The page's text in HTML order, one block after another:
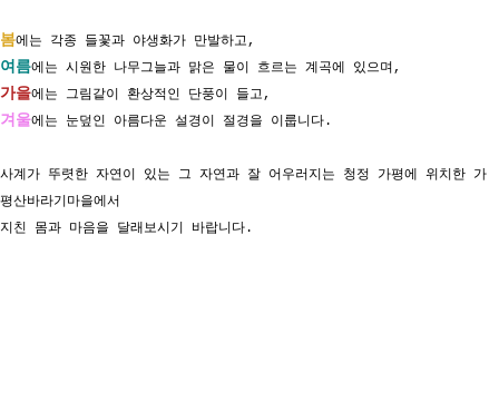
봄에는 각종 들꽃과 야생화가 만발하고,
여름에는 시원한 나무그늘과 맑은 물이 흐르는 계곡에 있으며,
가을에는 그림같이 환상적인 단풍이 들고,
겨울에는 눈덮인 아름다운 설경이 절경을 이룹니다.
사계가 뚜렷한 자연이 있는 그 자연과 잘 어우러지는 청정 가평에 위치한 가
평산바라기마을에서
지친 몸과 마음을 달래보시기 바랍니다.